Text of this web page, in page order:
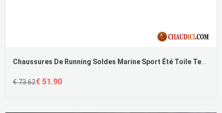
Chaussures De Running Soldes Marine Sport Été Toile Tendance Printemps
€ 73.62€ 51.90